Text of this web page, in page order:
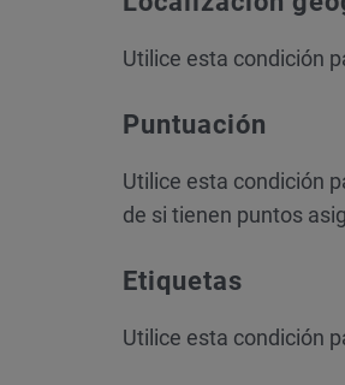
Utilice esta condición
Puntuación
Utilice esta condición
de si tienen puntos
Etiquetas
Utilice esta condición